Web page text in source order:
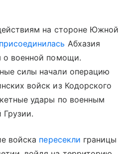
на стороне Южной
присоединилась Абхазия
о военной помощи.
силы начали операцию
войск из Кодорского
удары по военным
Грузии.
войска пересекли границы